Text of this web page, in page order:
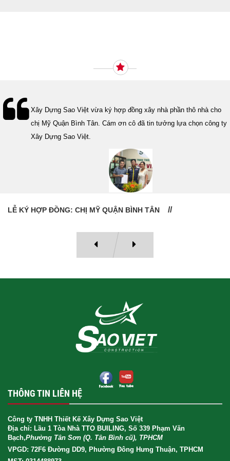
Lễ bàn giao nhà cho gia đình Cô Vân quận 11. Cám ơn anh Tính
đã tin tưởng, lựa chọn công ty Xây Dựng Sao Việt.
LỄ BÀN GIAO NHÀ: CÔ VÂN QUẬN 11
THÔNG TIN LIÊN HỆ
Công ty TNHH Thiết Kế Xây Dựng Sao Việt
Địa chỉ: Lầu 1 Tòa Nhà TTO BUILING, Số 339 Phạm Văn
Bạch,Phường Tân Sơn (Q. Tân Bình cũ), TPHCM
VPGD: 72F6 Đường DD9, Phường Đông Hưng Thuận, TPHCM